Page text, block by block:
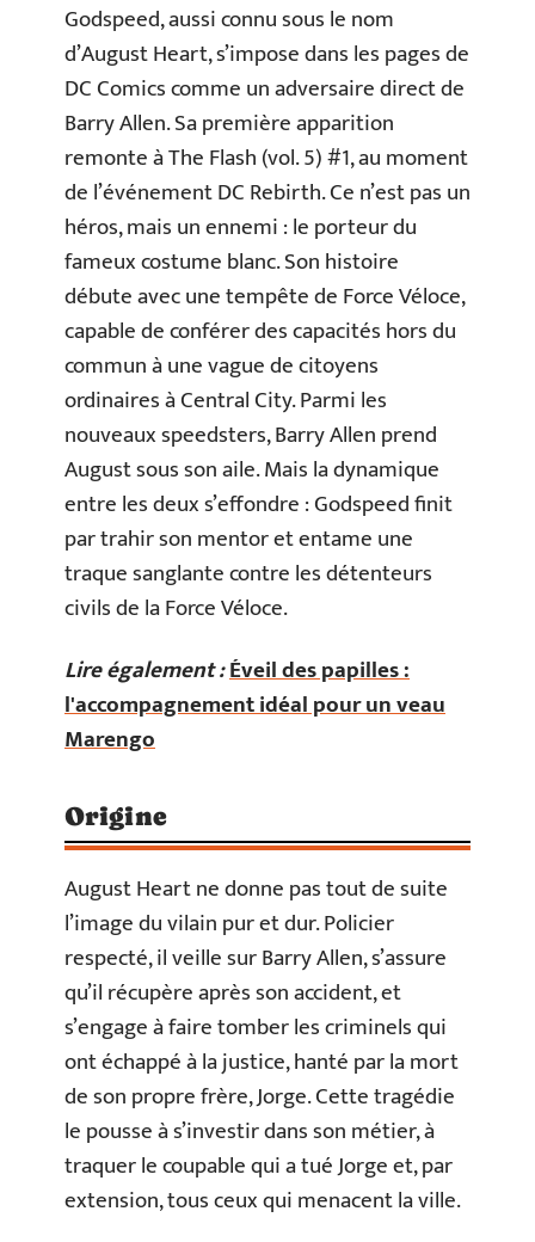
Godspeed, aussi connu sous le nom
d’August Heart, s’impose dans les pages de
DC Comics comme un adversaire direct de
Barry Allen. Sa première apparition
remonte à The Flash (vol. 5) #1, au moment
de l’événement DC Rebirth. Ce n’est pas un
héros, mais un ennemi : le porteur du
fameux costume blanc. Son histoire
débute avec une tempête de Force Véloce,
capable de conférer des capacités hors du
commun à une vague de citoyens
ordinaires à Central City. Parmi les
nouveaux speedsters, Barry Allen prend
August sous son aile. Mais la dynamique
entre les deux s’effondre : Godspeed finit
par trahir son mentor et entame une
traque sanglante contre les détenteurs
civils de la Force Véloce.
Lire également :Éveil des papilles :
l'accompagnement idéal pour un veau
Marengo
Origine
August Heart ne donne pas tout de suite
l’image du vilain pur et dur. Policier
respecté, il veille sur Barry Allen, s’assure
qu’il récupère après son accident, et
s’engage à faire tomber les criminels qui
ont échappé à la justice, hanté par la mort
de son propre frère, Jorge. Cette tragédie
le pousse à s’investir dans son métier, à
traquer le coupable qui a tué Jorge et, par
extension, tous ceux qui menacent la ville.